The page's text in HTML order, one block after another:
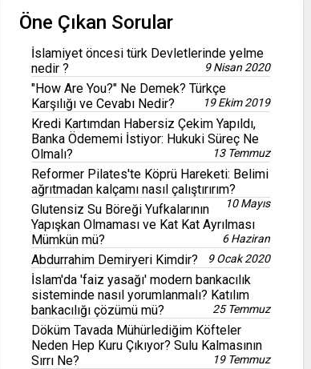
Öne Çıkan Sorular
İslamiyet öncesi türk Devletlerinde yelme
nedir ?
9 Nisan 2020
"How Are You?" Ne Demek? Türkçe
Karşılığı ve Cevabı Nedir?
19 Ekim 2019
Kredi Kartımdan Habersiz Çekim Yapıldı,
Banka Ödememi İstiyor: Hukuki Süreç Ne
Olmalı?
13 Temmuz
Reformer Pilates'te Köprü Hareketi: Belimi
ağrıtmadan kalçamı nasıl çalıştırırım?
10 Mayıs
Glutensiz Su Böreği Yufkalarının
Yapışkan Olmaması ve Kat Kat Ayrılması
Mümkün mü?
6 Haziran
Abdurrahim Demiryeri Kimdir? 9 Ocak 2020
İslam'da 'faiz yasağı' modern bankacılık
sisteminde nasıl yorumlanmalı? Katılım
bankacılığı çözümü mü?
25 Temmuz
Döküm Tavada Mühürlediğim Köfteler
Neden Hep Kuru Çıkıyor? Sulu Kalmasının
Sırrı Ne?
19 Temmuz